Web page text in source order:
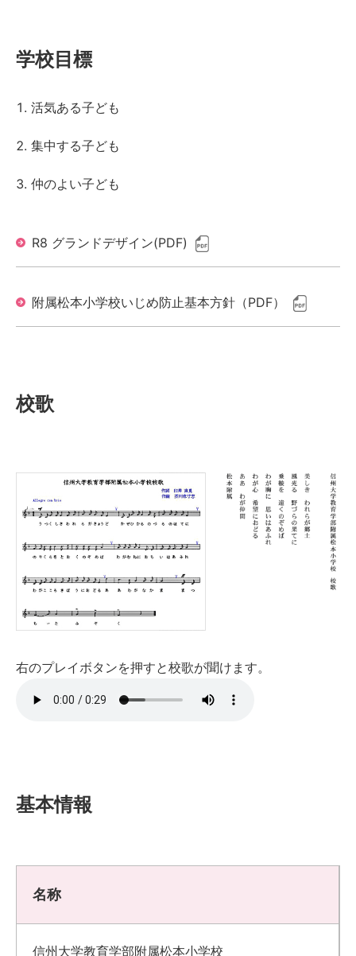
学校目標
活気ある子ども
集中する子ども
仲のよい子ども
R8 グランドデザイン(PDF)
附属松本小学校いじめ防止基本方針（PDF）
校歌
右のプレイボタンを押すと校歌が聞けます。
基本情報
名称
信州大学教育学部附属松本小学校